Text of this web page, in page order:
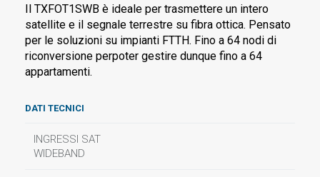
Il TXFOT1SWB è ideale per trasmettere un intero
satellite e il segnale terrestre su fibra ottica. Pensato
per le soluzioni su impianti FTTH. Fino a 64 nodi di
riconversione perpoter gestire dunque fino a 64
appartamenti.
DATI TECNICI
INGRESSI SAT
WIDEBAND